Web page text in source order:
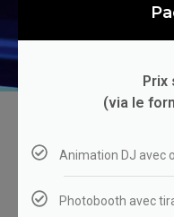
Prix
(via le
Animation DJ avec
Photobooth avec